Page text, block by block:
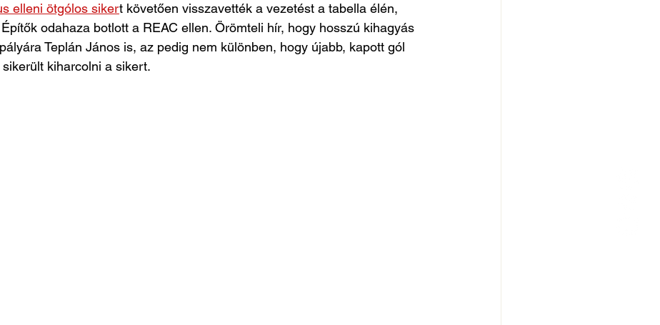
elleni ötgólos sikert követően visszavették a vezetést a tabella élén,
odahaza botlott a REAC ellen. Örömteli hír, hogy hosszú kihagyás
Teplán János is, az pedig nem különben, hogy újabb, kapott gól
kiharcolni a sikert.